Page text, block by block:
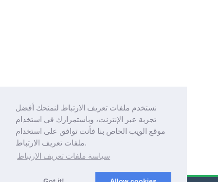
نستخدم ملفات تعريف الارتباط لنمنحك أفضل
تجربة عبر الإنترنت، وباستمرارك في استخدام
موقع الويب الخاص بنا فأنت توافق على استخدام
ملفات تعريف الارتباط.
سياسة ملفات تعريف الارتباط